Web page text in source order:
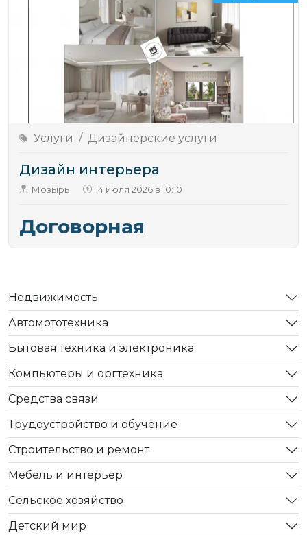
Услуги / Дизайнерские услуги
Дизайн интерьера
Мозырь 14 июля 2026 в 10:10
Договорная
Недвижимость
Автомототехника
Бытовая техника и электроника
Компьютеры и оргтехника
Средства связи
Трудоустройство и обучение
Строительство и ремонт
Мебель и интерьер
Сельское хозяйство
Детский мир